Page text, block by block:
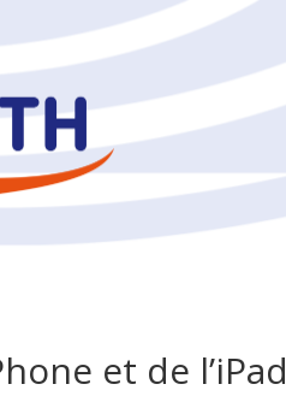
et de l’iPad